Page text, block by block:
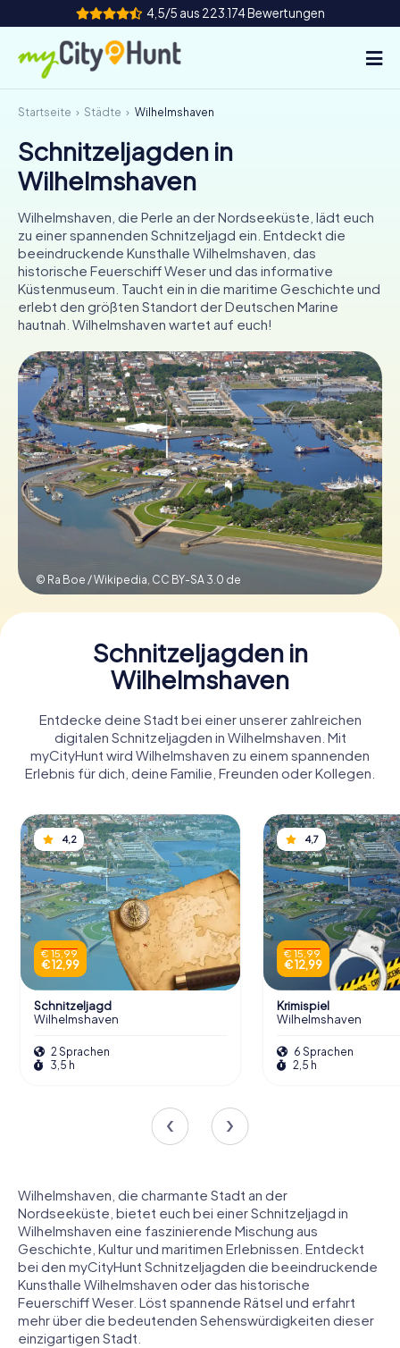
4,5/5 aus 223.174 Bewertungen
So funktioniert's
Städte
Teamevent
Tickets
INT AT CH
ES
FR UK
IE
IT
NL
Tickets buchen
Gutscheine bestellen
Startseite Städte Wilhelmshaven
Schnitzeljagden in
Wilhelmshaven
Wilhelmshaven, die Perle an der Nordseeküste, lädt euch
zu einer spannenden Schnitzeljagd ein. Entdeckt die
beeindruckende Kunsthalle Wilhelmshaven, das
historische Feuerschiff Weser und das informative
Küstenmuseum. Taucht ein in die maritime Geschichte und
erlebt den größten Standort der Deutschen Marine
hautnah. Wilhelmshaven wartet auf euch!
© Ra Boe / Wikipedia, CC BY-SA 3.0 de
Schnitzeljagden in
Wilhelmshaven
Entdecke deine Stadt bei einer unserer zahlreichen
digitalen Schnitzeljagden in Wilhelmshaven. Mit
myCityHunt wird Wilhelmshaven zu einem spannenden
Erlebnis für dich, deine Familie, Freunden oder Kollegen.
4,2
€ 15,99
€ 12,99
Schnitzeljagd
Wilhelmshaven
2 Sprachen
3,5 h
4,7
€ 15,99
€ 12,99
Krimispiel
Wilhelmshaven
6 Sprachen
2,5 h
Wilhelmshaven, die charmante Stadt an der
Nordseeküste, bietet euch bei einer Schnitzeljagd in
Wilhelmshaven eine faszinierende Mischung aus
Geschichte, Kultur und maritimen Erlebnissen. Entdeckt
bei den myCityHunt Schnitzeljagden die beeindruckende
Kunsthalle Wilhelmshaven oder das historische
Feuerschiff Weser. Löst spannende Rätsel und erfahrt
mehr über die bedeutenden Sehenswürdigkeiten dieser
einzigartigen Stadt.